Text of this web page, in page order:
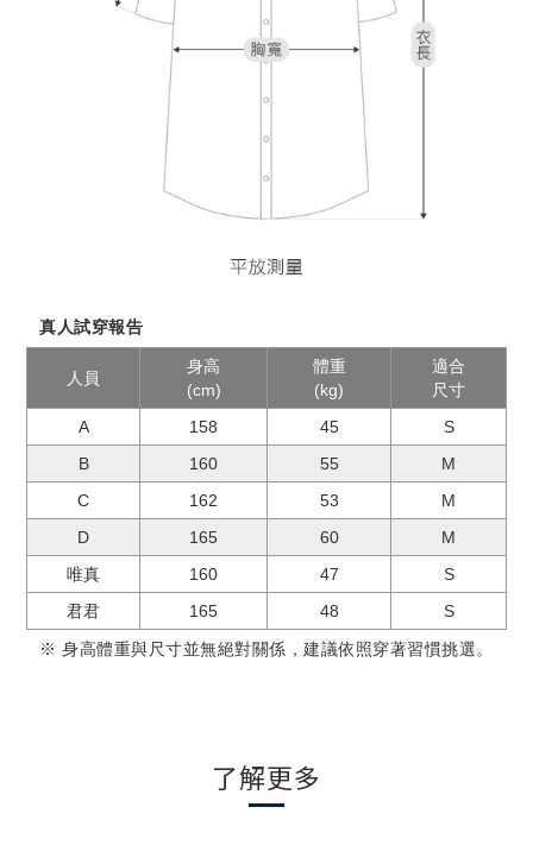
真人試穿報告
人員
身高
(cm)
體重
(kg)
適合
尺寸
A
158 45
S
B
160 55
M
C
162 53
M
D
165 60
M
唯真
160 47
S
君君
165 48
S
※ 身高體重與尺寸並無絕對關係，建議依照穿著習慣挑選。
了解更多